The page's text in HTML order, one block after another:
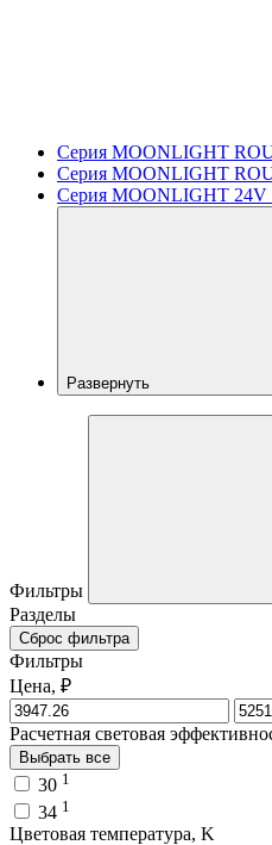
Серия MOONLIGHT
Серия MOONLIGHT
Серия MOONLIGHT
Развернуть
Фильтры
Разделы
Сброс фильтра
Фильтры
Цена, ₽
Расчетная световая
Выбрать все
30 1
34 1
Цветовая температура, K